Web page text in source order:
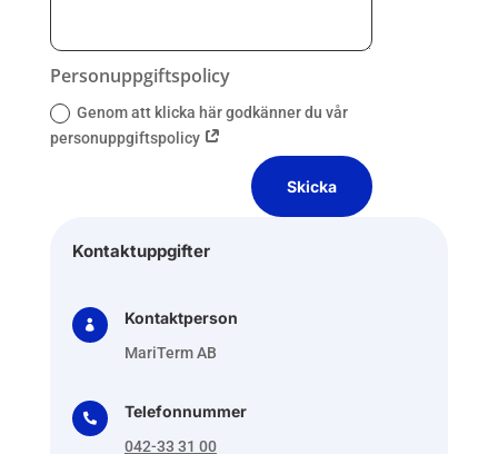
Personuppgiftspolicy
Genom att klicka här godkänner du vår
personuppgiftspolicy
Skicka
Kontaktuppgifter
 Kontaktperson
MariTerm AB
 Telefonnummer
042-33 31 00